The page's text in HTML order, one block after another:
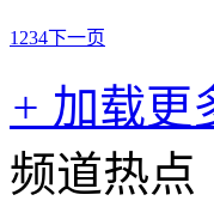
1 234下一页
+ 加载更
频道热点